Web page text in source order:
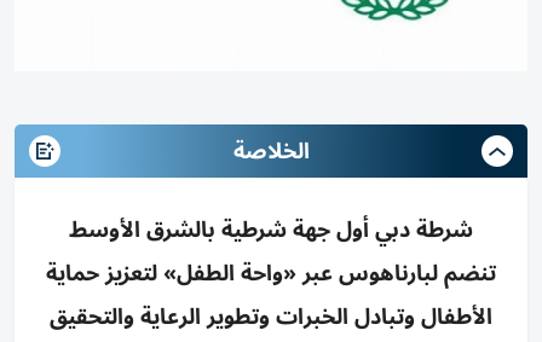
الخلاصة
شرطة دبي أول جهة شرطية بالشرق الأوسط
تنضم لبارناهوس عبر «واحة الطفل» لتعزيز حماية
الأطفال وتبادل الخبرات وتطوير الرعاية والتحقيق